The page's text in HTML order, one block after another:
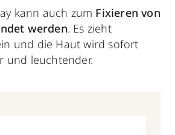
kann auch zum Fixieren von
werden. Es zieht
und die Haut wird sofort
und leuchtender.